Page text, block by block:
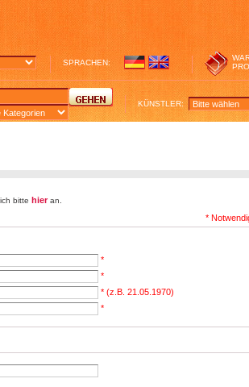
SPRACHEN:
KÜNSTLER:
bitte hieran.
*
*
*
* (z.B. 21.05.1970)
*